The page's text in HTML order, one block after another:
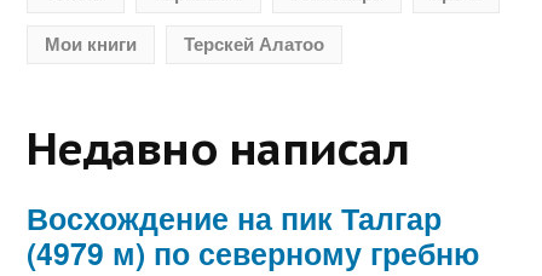
Мои книги Терскей Алатоо
Недавно написал
Восхождение на пик Талгар
(4979 м) по северному гребню